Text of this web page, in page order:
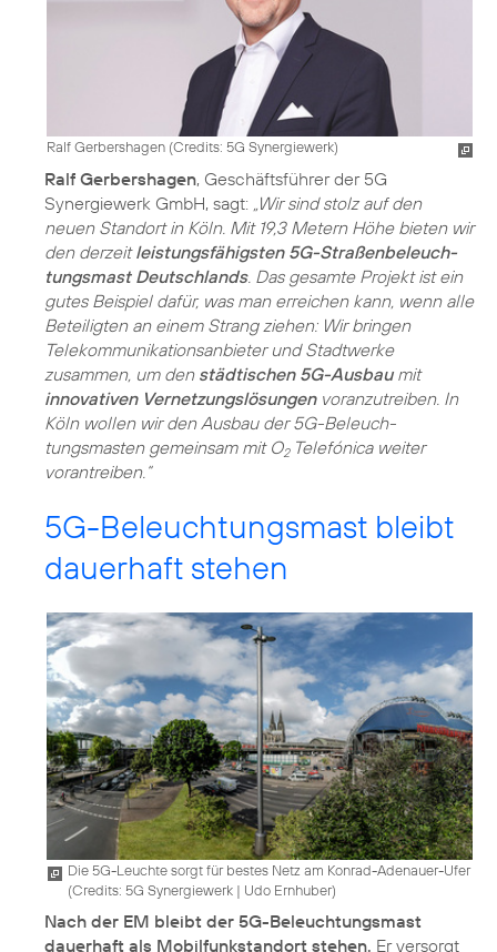
Ralf Gerbershagen (Credits: 5G Synergiewerk)
Ralf Gerbershagen, Geschäftsführer der 5G
Synergiewerk GmbH, sagt: „Wir sind stolz auf den
neuen Standort in Köln. Mit 19,3 Metern Höhe bieten wir
den derzeitleistungsfähigsten 5G-Straßenbeleuch­
tungsmast Deutschlands. Das gesamte Projekt ist ein
gutes Beispiel dafür, was man erreichen kann, wenn alle
Beteiligten an einem Strang ziehen: Wir bringen
Telekommunikationsanbieter und Stadtwerke
zusammen, um den städtischen 5G-Ausbaumit
innovativen Vernetzungslösungenvoranzutreiben. In
Köln wollen wir den Ausbau der 5G-Beleuch­
tungsmasten gemeinsam mit O2Telefónica weiter
vorantreiben.“
5G-Beleuchtungsmast bleibt
dauerhaft stehen
Die 5G-Leuchte sorgt für bestes Netz am Konrad-Adenauer-Ufer
(Credits: 5G Synergiewerk | Udo Ernhuber)
Nach der EM bleibt der 5G-Beleuchtungsmast
dauerhaft als Mobilfunkstandort stehen. Er versorgt